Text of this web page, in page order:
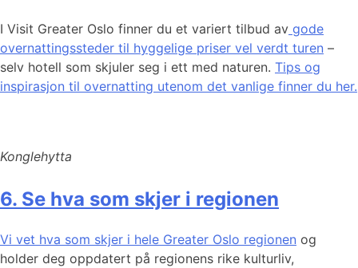
I Visit Greater Oslo finner du et variert tilbud av gode
overnattingssteder til hyggelige priser vel verdt turen –
selv hotell som skjuler seg i ett med naturen. Tips og
inspirasjon til overnatting utenom det vanlige finner du her.
Konglehytta
6. Se hva som skjer i regionen
Vi vet hva som skjer i hele Greater Oslo regionen og
holder deg oppdatert på regionens rike kulturliv,